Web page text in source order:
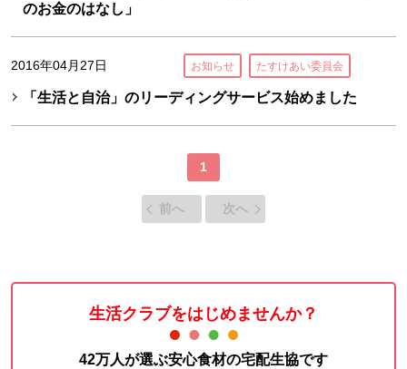
のお金のはなし」
2016年04月27日 お知らせ たすけあい委員会
「生活と自治」のリーディングサービス始めました
1
前へ 次へ
生活クラブをはじめませんか？
42万人が選ぶ安心食材の宅配生協です